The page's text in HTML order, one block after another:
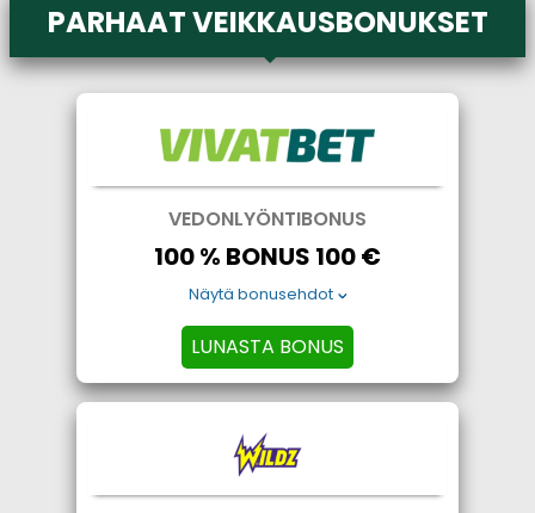
PARHAAT VEIKKAUSBONUKSET
VEDONLYÖNTIBONUS
100 % BONUS 100 €
Näytä bonusehdot
LUNASTA BONUS